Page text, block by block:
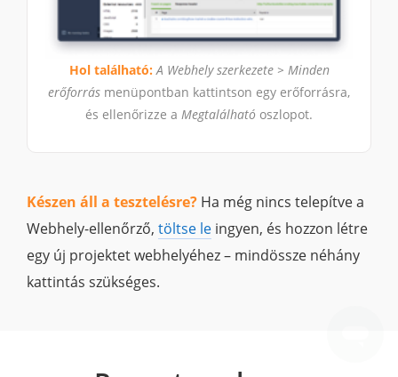
Hol található: A Webhely szerkezete > Minden
erőforrás menüpontban kattintson egy erőforrásra,
és ellenőrizze a Megtalálható oszlopot.
Készen áll a tesztelésre? Ha még nincs telepítve a
Webhely-ellenőrző, töltse le ingyen, és hozzon létre
egy új projektet webhelyéhez – mindössze néhány
kattintás szükséges.